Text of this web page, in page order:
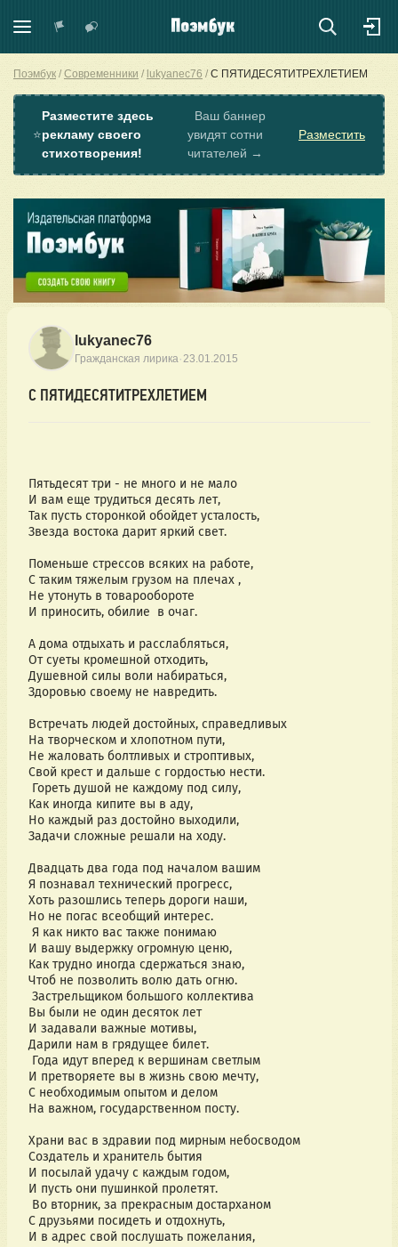
Поэмбук Современники lukyanec76 С ПЯТИДЕСЯТИТРЕХЛЕТИЕМ
⭐
Разместите здесь
рекламу своего
стихотворения!
Ваш баннер
увидят сотни
читателей →
Разместить
lukyanec76
Гражданская лирика·23.01.2015
С ПЯТИДЕСЯТИТРЕХЛЕТИЕМ
Пятьдесят три - не много и не мало
И вам еще трудиться десять лет,
Так пусть сторонкой обойдет усталость,
Звезда востока дарит яркий свет.
Поменьше стрессов всяких на работе,
С таким тяжелым грузом на плечах ,
Не утонуть в товарообороте
И приносить, обилие в очаг.
А дома отдыхать и расслабляться,
От суеты кромешной отходить,
Душевной силы воли набираться,
Здоровью своему не навредить.
Встречать людей достойных, справедливых
На творческом и хлопотном пути,
Не жаловать болтливых и строптивых,
Свой крест и дальше с гордостью нести.
Гореть душой не каждому под силу,
Как иногда кипите вы в аду,
Но каждый раз достойно выходили,
Задачи сложные решали на ходу.
Двадцать два года под началом вашим
Я познавал технический прогресс,
Хоть разошлись теперь дороги наши,
Но не погас всеобщий интерес.
Я как никто вас также понимаю
И вашу выдержку огромную ценю,
Как трудно иногда сдержаться знаю,
Чтоб не позволить волю дать огню.
Застрельщиком большого коллектива
Вы были не один десяток лет
И задавали важные мотивы,
Дарили нам в грядущее билет.
Года идут вперед к вершинам светлым
И претворяете вы в жизнь свою мечту,
С необходимым опытом и делом
На важном, государственном посту.
Храни вас в здравии под мирным небосводом
Создатель и хранитель бытия
И посылай удачу с каждым годом,
И пусть они пушинкой пролетят.
Во вторник, за прекрасным достарханом
С друзьями посидеть и отдохнуть,
И в адрес свой послушать пожелания,